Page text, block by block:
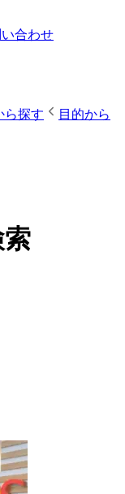
合わせ
ら探す
目的から